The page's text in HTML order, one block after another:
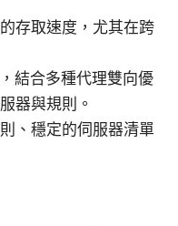
存取速度，尤其在跨
結合多種代理雙向優
器與規則。
、穩定的伺服器清單